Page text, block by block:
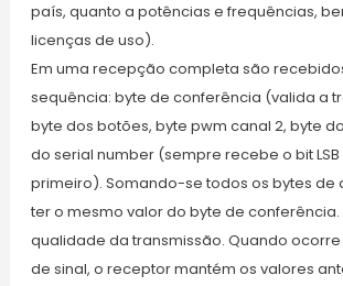
país, quanto a potências e frequências,
licenças de uso).
Em uma recepção completa são
sequência: byte de conferência (valida a
byte dos botões, byte pwm canal 2, byte
do serial number (sempre recebe o bit
primeiro). Somando-se todos os bytes de
ter o mesmo valor do byte de conferência.
qualidade da transmissão. Quando
de sinal, o receptor mantém os valores